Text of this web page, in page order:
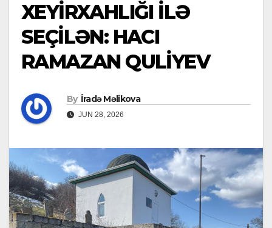
XEYİRXAHLIĞI İLƏ
SEÇİLƏN: HACI
RAMAZAN QULİYEV
By İradə Məlikova
JUN 28, 2026